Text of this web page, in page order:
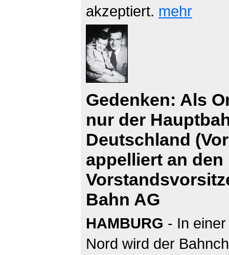
akzeptiert. mehr
Gedenken: Als
nur der
Deutschland
appelliert an den
Bahn AG
HAMBURG - In
Nord wird der